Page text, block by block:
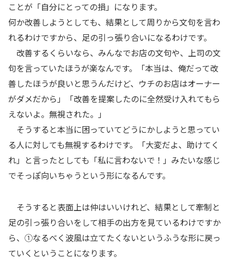
ことが「自分にとっての損」になります。
何か改善しようとしても、結果として周りから文句を言わ
れるわけですから、足の引っ張り合いになるわけです。
改善するくらいなら、みんなでお店の文句や、上司の文
句を言っていたほうが楽なんです。「本当は、俺だって改
善したほうが良いと思うんだけど、ウチのお店はオーナー
がダメだから」「改善を提案したのに全然受け入れてもら
えないよ。無視された。」
そうすると本当に困っていてどうにかしようと思ってい
る人に対しても無視するわけです。「大変だよ、助けてく
れ」と言ったとしても「私に言わないで！」みたいな感じ
でそっぽ向いちゃうという形になるんです。
そうすると表面上は仲はいいけれど、結果として牽制と
足の引っ張り合いをして相手の出方を見ているわけですか
ら、①なるべく波風は立てたくないというふうな形に戻っ
ていくということになります。